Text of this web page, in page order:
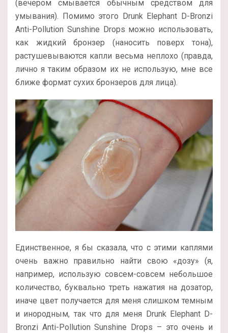
(вечером смывается обычным средством для
умывания). Помимо этого Drunk Elephant D-Bronzi
Anti-Pollution Sunshine Drops можно использовать,
как жидкий бронзер (наносить поверх тона),
растушевываются капли весьма неплохо (правда,
лично я таким образом их не использую, мне все
ближе формат сухих бронзеров для лица).
Единственное, я бы сказала, что с этими каплями
очень важно правильно найти свою «дозу» (я,
например, использую совсем-совсем небольшое
количество, буквально треть нажатия на дозатор,
иначе цвет получается для меня слишком темным
и инородным, так что для меня Drunk Elephant D-
Bronzi Anti-Pollution Sunshine Drops – это очень и